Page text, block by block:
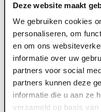
Deze website maakt
We gebruiken cookies
personaliseren, om
en om ons
informatie over uw
partners voor social
partners kunnen deze
informatie die u aan ze
verzameld op basis
ART003055
Karcher deurkruk
ER37-OS83
Meld je aan of
te krijgen tot de